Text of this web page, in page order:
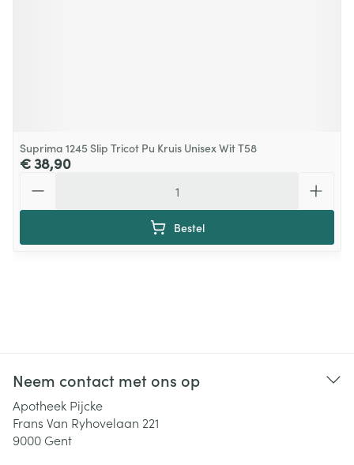
Suprima 1245 Slip Tricot Pu Kruis Unisex Wit T58
€ 38,90
Bestel
Neem contact met ons op
Apotheek Pijcke
Frans Van Ryhovelaan 221
9000 Gent